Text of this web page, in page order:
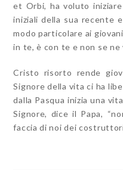
et Orbi, ha voluto
iniziali della sua recente
modo particolare ai
in te, è con te e non se ne
Cristo risorto rende
Signore della vita ci ha
dalla Pasqua inizia una
Signore, dice il Papa,
faccia di noi dei